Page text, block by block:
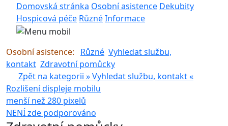
Domovská stránka Osobní asistence Dekubity
Hospicová péče RůznéInformace
Osobní asistence: Různé Vyhledat službu,
kontakt Zdravotní pomůcky
Zpět na kategorii »Vyhledat službu, kontakt«
Rozlišení displeje mobilu
menší než 280 pixelů
NENÍ zde podporováno